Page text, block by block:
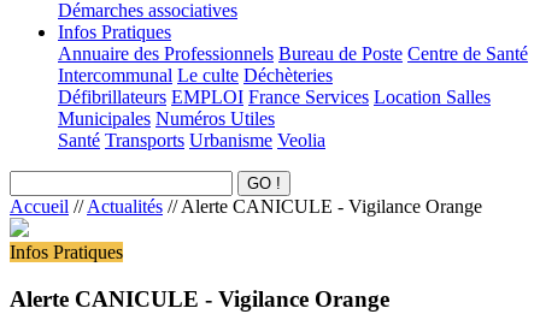
Démarches associatives
Infos Pratiques
Annuaire des Professionnels Bureau de Poste Centre de Santé
Intercommunal Le culte Déchèteries
Défibrillateurs EMPLOI France Services Location Salles
Municipales Numéros Utiles
Santé Transports Urbanisme Veolia
Accueil //Actualités //Alerte CANICULE - Vigilance Orange
Infos Pratiques
Alerte CANICULE - Vigilance Orange